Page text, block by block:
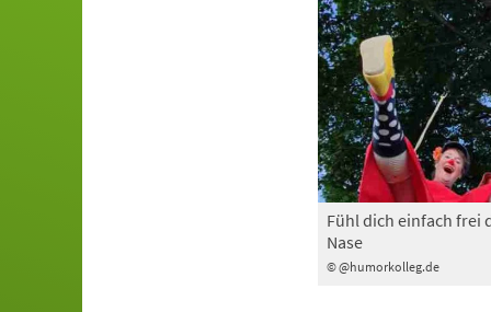
© @humorkolleg.de
Fühl dich einfach frei
Nase